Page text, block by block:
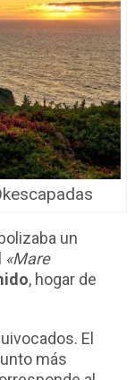
un
«Mare
, hogar de
El
más